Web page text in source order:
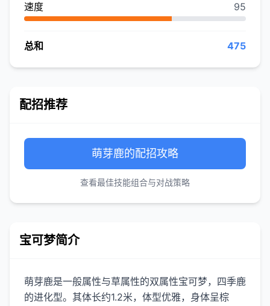
速度 95
总和 475
配招推荐
萌芽鹿的配招攻略
查看最佳技能组合与对战策略
宝可梦简介
萌芽鹿是一般属性与草属性的双属性宝可梦，四季鹿
的进化型。其体长约1.2米，体型优雅，身体呈棕